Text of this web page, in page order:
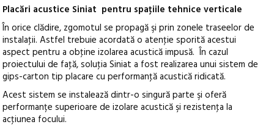
Placări acustice Siniat pentru spaţiile tehnice verticale
În orice clădire, zgomotul se propagă şi prin zonele traseelor de
instalaţii. Astfel trebuie acordată o atenţie sporită acestui
aspect pentru a obţine izolarea acustică impusă. În cazul
proiectului de faţă, soluţia Siniat a fost realizarea unui sistem de
gips-carton tip placare cu performanţă acustică ridicată.
Acest sistem se instalează dintr-o singură parte şi oferă
performanțe superioare de izolare acustică şi rezistenţa la
acţiunea focului.